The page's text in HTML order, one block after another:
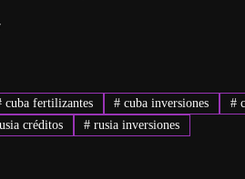
cuba fertilizantes # cuba inversiones #
créditos # rusia inversiones